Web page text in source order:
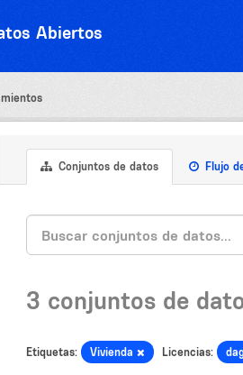
Abiertos
Conjuntos de datos Flujo
3 conjuntos de
Etiquetas: Vivienda Licencias: